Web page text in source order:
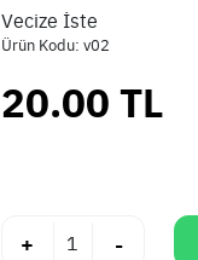
Vecize İste
Ürün Kodu: v02
20.00 TL
+ -